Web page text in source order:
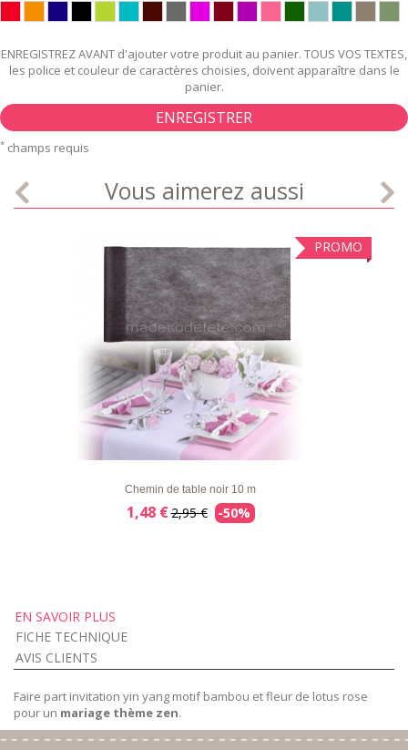
ENREGISTREZ AVANT d'ajouter votre produit au panier. TOUS VOS TEXTES,
les police et couleur de caractères choisies, doivent apparaître dans le
panier.
ENREGISTRER
* champs requis
Vous aimerez aussi
PROMO
APERÇU RAPIDE
Chemin de table noir 10 m
1,48 €2,95 € -50%
EN SAVOIR PLUS
FICHE TECHNIQUE
AVIS CLIENTS
Faire part invitation yin yang motif bambou et fleur de lotus rose
pour un mariage thème zen.